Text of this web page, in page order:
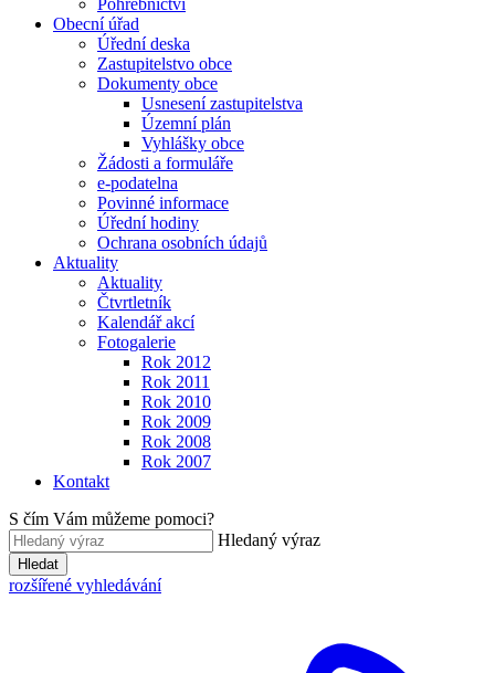
Pohřebnictví
Obecní úřad
Úřední deska
Zastupitelstvo obce
Dokumenty obce
Usnesení zastupitelstva
Územní plán
Vyhlášky obce
Žádosti a formuláře
e-podatelna
Povinné informace
Úřední hodiny
Ochrana osobních údajů
Aktuality
Aktuality
Čtvrtletník
Kalendář akcí
Fotogalerie
Rok 2012
Rok 2011
Rok 2010
Rok 2009
Rok 2008
Rok 2007
Kontakt
S čím Vám můžeme pomoci?
Hledaný výraz
Hledat
rozšířené vyhledávání